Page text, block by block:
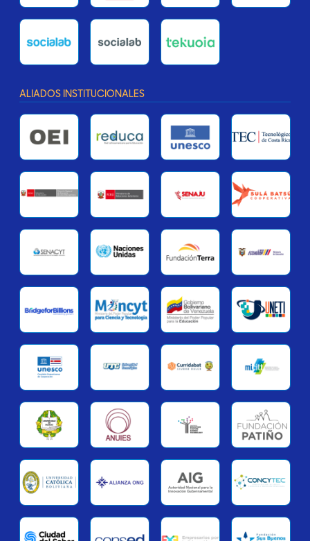
ALIADOS INSTITUCIONALES